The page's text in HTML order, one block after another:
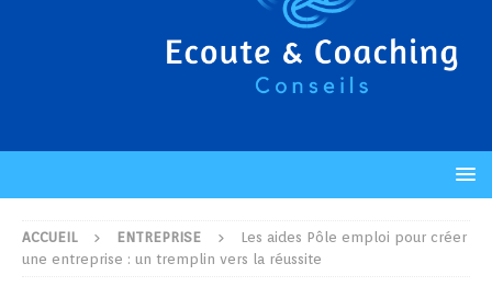
ACCUEIL ENTREPRISE
Les aides Pôle emploi pour créer
une entreprise : un tremplin vers la réussite